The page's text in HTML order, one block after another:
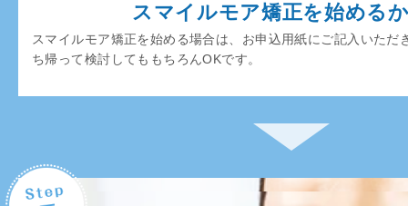
スマイルモア矯正を始める
スマイルモア矯正を始める場合は、お申込用紙にご記入いただ
ち帰って検討してももちろんOKです。